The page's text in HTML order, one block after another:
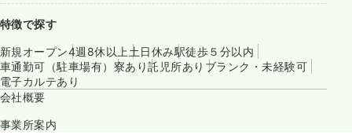
特徴で探す
新規オープン4週8休以上 土日休み駅徒歩５分以内
車通勤可（駐車場有） 寮あり託児所あり ブランク・未経験可
電子カルテあり
会社概要
事業所案内